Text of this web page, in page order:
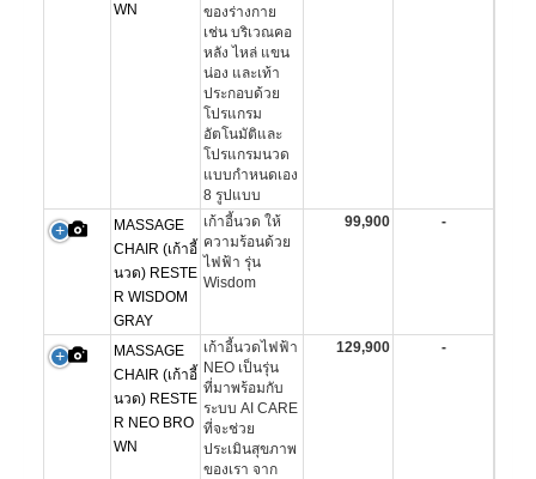
WN
ของร่างกาย
เช่น บริเวณคอ
หลัง ไหล่ แขน
น่อง และเท้า
ประกอบด้วย
โปรแกรม
อัตโนมัติและ
โปรแกรมนวด
แบบกําหนดเอง
8 รูปแบบ
MASSAGE
CHAIR (เก้าอี้
นวด) RESTE
R WISDOM
GRAY
เก้าอี้นวด ให้
ความร้อนด้วย
ไฟฟ้า รุ่น
Wisdom
99,900 -
MASSAGE
CHAIR (เก้าอี้
นวด) RESTE
R NEO BRO
WN
เก้าอี้นวดไฟฟ้า
NEO เป็นรุ่น
ที่มาพร้อมกับ
ระบบ AI CARE
ที่จะช่วย
ประเมินสุขภาพ
ของเรา จาก
129,900 -